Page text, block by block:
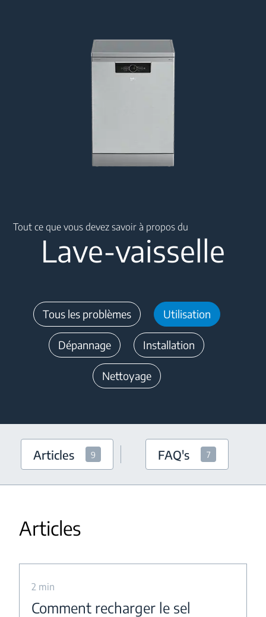
Tout ce que vous devez savoir à propos du
Lave-vaisselle
Tous les problèmes Utilisation
Dépannage Installation
Nettoyage
Articles 9 FAQ's 7
Articles
2 min
Comment recharger le sel